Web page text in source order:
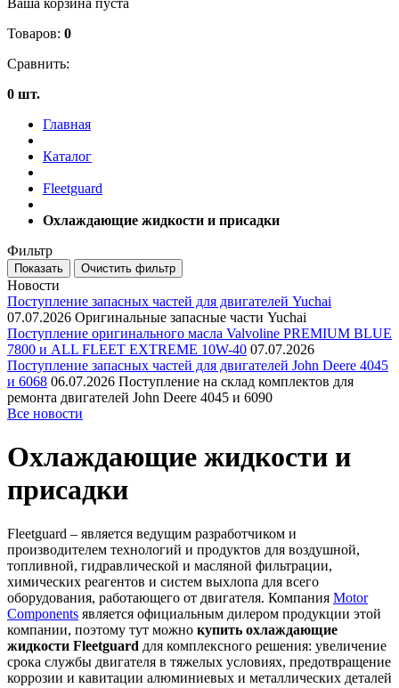
Ваша корзина пуста
Товаров: 0
Сравнить:
0 шт.
Главная
Каталог
Fleetguard
Охлаждающие жидкости и присадки
Фильтр
Новости
Поступление запасных частей для двигателей Yuchai
07.07.2026 Оригинальные запасные части Yuchai
Поступление оригинального масла Valvoline PREMIUM BLUE
7800 и ALL FLEET EXTREME 10W-40 07.07.2026
Поступление запасных частей для двигателей John Deere 4045
и 6068 06.07.2026 Поступление на склад комплектов для
ремонта двигателей John Deere 4045 и 6090
Все новости
Охлаждающие жидкости и
присадки
Fleetguard – является ведущим разработчиком и
производителем технологий и продуктов для воздушной,
топливной, гидравлической и масляной фильтрации,
химических реагентов и систем выхлопа для всего
оборудования, работающего от двигателя. Компания Motor
Components является официальным дилером продукции этой
компании, поэтому тут можно купить охлаждающие
жидкости Fleetguard для комплексного решения: увеличение
срока службы двигателя в тяжелых условиях, предотвращение
коррозии и кавитации алюминиевых и металлических деталей